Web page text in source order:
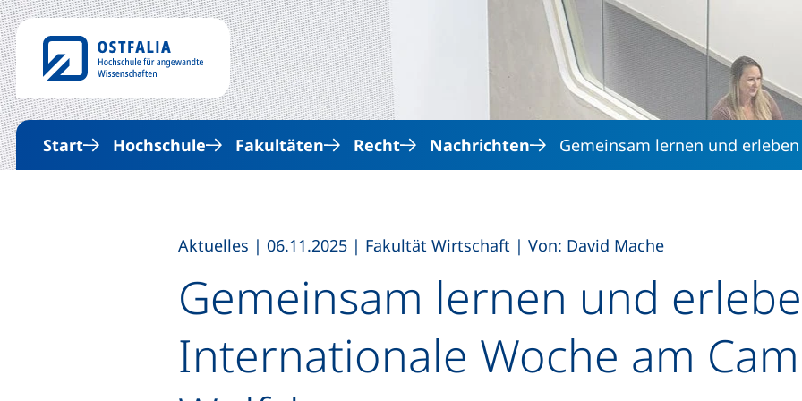
Direkt zum Inhalt
Start Hochschule Fakultäten Recht Nachrichten Gemeinsam lernen und
Gemeinsam lernen und
Internationale Woche am
Aktuelles | 06.11.2025 | Fakultät Wirtschaft | Von: David Mache